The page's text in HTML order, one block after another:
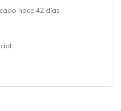
hace 42 días